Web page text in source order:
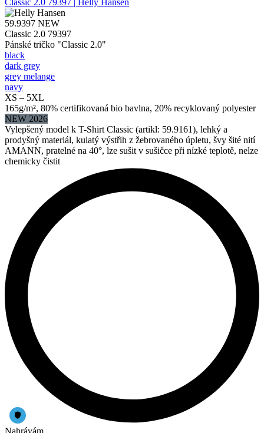
59.9397 NEW
Classic 2.0 79397
Pánské tričko "Classic 2.0"
black
dark grey
grey melange
navy
XS – 5XL
165g/m², 80% certifikovaná bio bavlna, 20% recyklovaný polyester
NEW 2026
Vylepšený model k T-Shirt Classic (artikl: 59.9161), lehký a
prodyšný materiál, kulatý výstřih z žebrovaného úpletu, švy šité nití
AMANN, pratelné na 40°, lze sušit v sušičce při nízké teplotě, nelze
chemicky čistit
Nahrávám...